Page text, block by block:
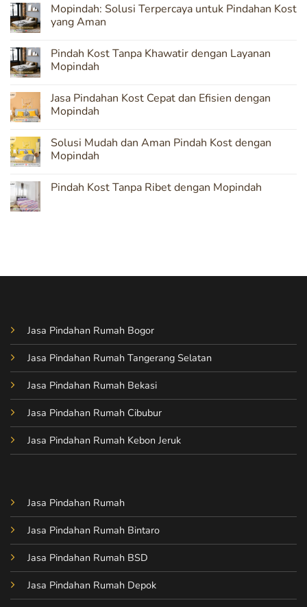
Mopindah: Solusi Terpercaya untuk Pindahan Kost
yang Aman
on
Mopindah:
Solusi
Pindahan
Kost
yang
Pindah Kost Tanpa Khawatir dengan Layanan
Mopindah
on
Pindah
Kost
dengan
Layanan
Mopindah
Jasa Pindahan Kost Cepat dan Efisien dengan
Mopindah
on
Jasa
Pindahan
dan
Solusi Mudah dan Aman Pindah Kost dengan
Mopindah
on
Pindah Kost Tanpa Ribet dengan Mopindah
Jasa Pindahan Rumah Bogor
Jasa Pindahan Rumah Tangerang Selatan
Jasa Pindahan Rumah Bekasi
Jasa Pindahan Rumah Cibubur
Jasa Pindahan Rumah Kebon Jeruk
Jasa Pindahan Rumah
Jasa Pindahan Rumah Bintaro
Jasa Pindahan Rumah BSD
Jasa Pindahan Rumah Depok